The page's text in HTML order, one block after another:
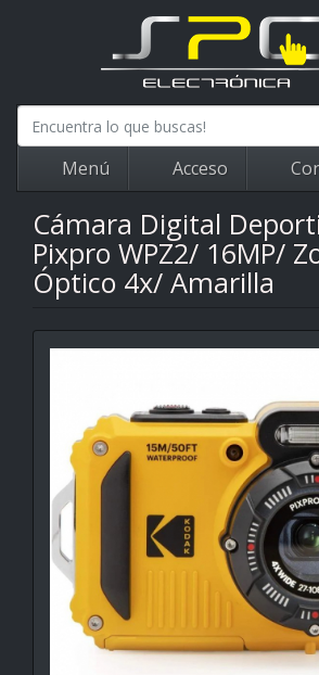
Menú Acceso
Cámara Digital
Pixpro WPZ2/ 16MP/
Óptico 4x/ Amarilla